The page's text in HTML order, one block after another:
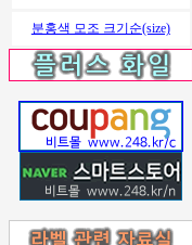
분홍색 모조 크기순(size)